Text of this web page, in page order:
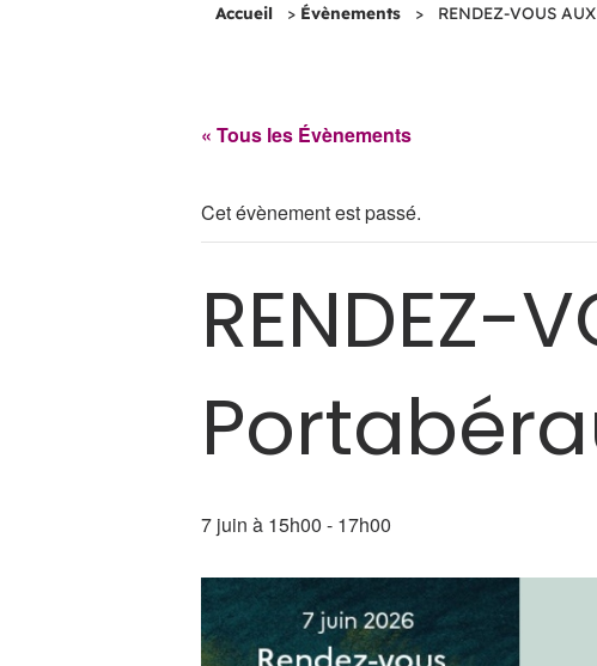
Accueil > Évènements > RENDEZ-VOUS
« Tous les Évènements
Cet évènement est passé.
RENDEZ-
7 juin à 15h00 - 17h00